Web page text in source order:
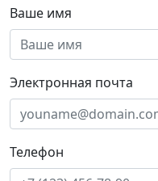
Ваше имя
Электронная почта
Телефон